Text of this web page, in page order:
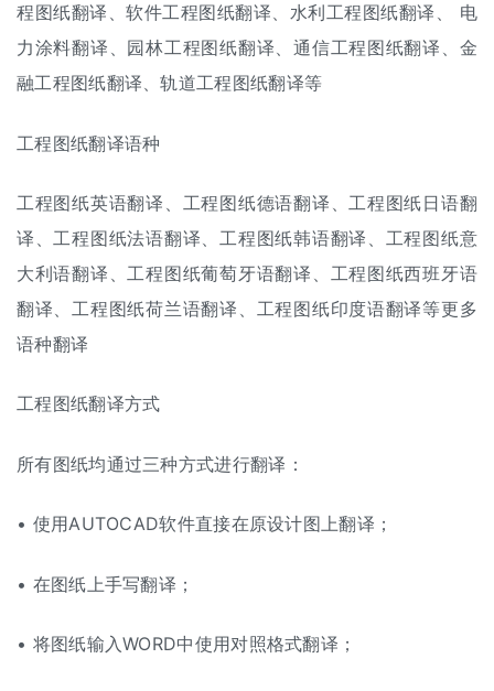
程图纸翻译、软件工程图纸翻译、水利工程图纸翻译、 电
力涂料翻译、园林工程图纸翻译、通信工程图纸翻译、金
融工程图纸翻译、轨道工程图纸翻译等
工程图纸翻译语种
工程图纸英语翻译、工程图纸德语翻译、工程图纸日语翻
译、工程图纸法语翻译、工程图纸韩语翻译、工程图纸意
大利语翻译、工程图纸葡萄牙语翻译、工程图纸西班牙语
翻译、工程图纸荷兰语翻译、工程图纸印度语翻译等更多
语种翻译
工程图纸翻译方式
所有图纸均通过三种方式进行翻译：
• 使用AUTOCAD软件直接在原设计图上翻译；
• 在图纸上手写翻译；
• 将图纸输入WORD中使用对照格式翻译；